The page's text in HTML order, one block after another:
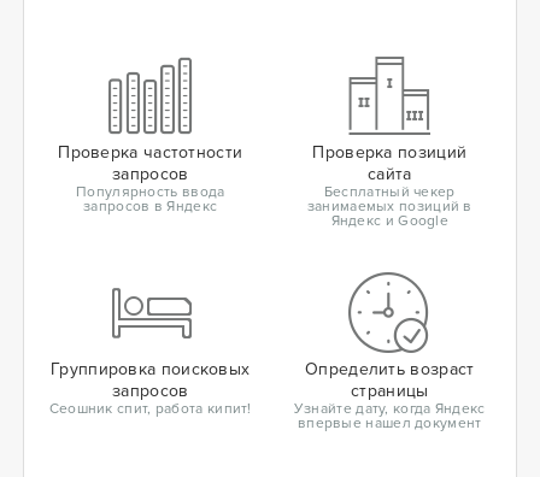
Проверка частотности
запросов
Популярность ввода
запросов в Яндекс
Проверка позиций
сайта
Бесплатный чекер
занимаемых позиций в
Яндекс и Google
Группировка поисковых
запросов
Сеошник спит, работа кипит!
Определить возраст
страницы
Узнайте дату, когда Яндекс
впервые нашел документ